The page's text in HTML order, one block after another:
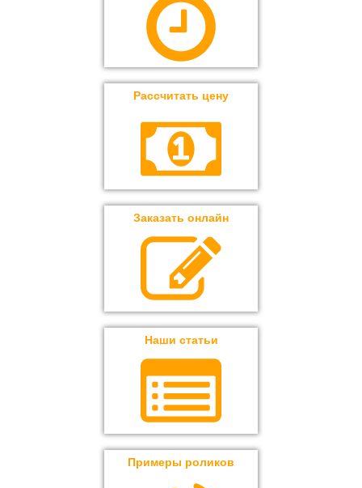
Рассчитать цену
Заказать онлайн
Наши статьи
Примеры роликов